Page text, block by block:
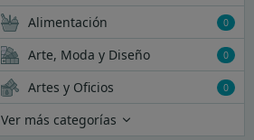
Alimentación 0
Arte, Moda y Diseño 0
Artes y Oficios 0
Ver más categorías